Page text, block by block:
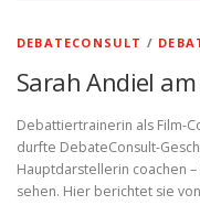
DEBATECONSULT /
Sarah Andiel
Debattiertrainerin als Film-
durfte DebateConsult-
Hauptdarstellerin coachen
sehen. Hier berichtet sie